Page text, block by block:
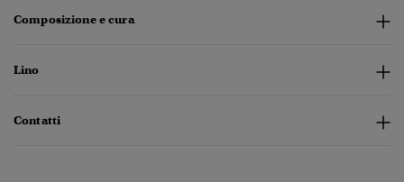
Composizione e cura
Lino
Contatti